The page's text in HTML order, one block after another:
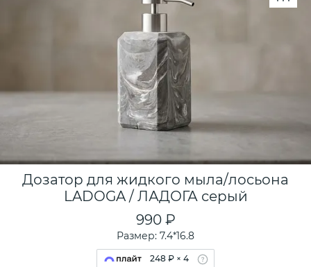
Дозатор для жидкого мыла/лосьона
LADOGA / ЛАДОГА серый
990 ₽
Размер: 7.4*16.8
248 ₽ × 4